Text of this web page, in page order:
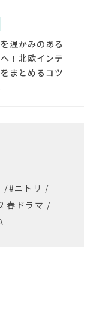
温かみのある
！北欧インテ
まとめるコツ
/#ニトリ /
春ドラマ /